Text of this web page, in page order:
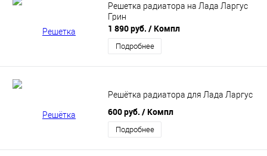
Решетка радиатора на Лада Ларгус
Грин
1 890 руб. / Компл
Подробнее
Решётка радиатора для Лада Ларгус
600 руб. / Компл
Подробнее